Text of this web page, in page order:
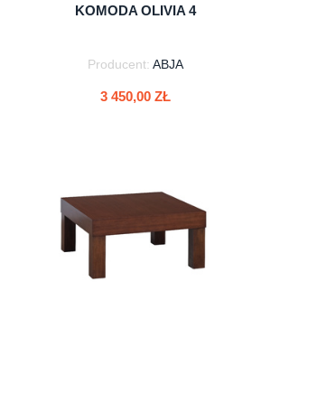
KOMODA OLIVIA 4
Producent: ABJA
3 450,00 ZŁ
do koszyka